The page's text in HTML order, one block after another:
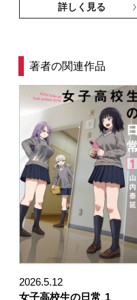
詳しく見る
著者の関連作品
2026.5.12
女子高校生の日常 1